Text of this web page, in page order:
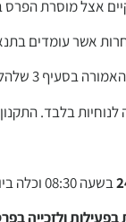
אצל מוסרת
אשר עומדים
בסעיף 3 שלהלן.
לנוחיות בלבד.
בשעה 08:30 וכלה ביום24.5.24 בשעה 10:30 . לאחר שעה זו לא ניתן יהיה להשתתף בתחרות.
ולזכייה